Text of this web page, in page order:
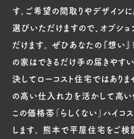
す。ご希望の間取りやデザイン
選びいただけますので、オプシ
だけます。 ぜひあなたの『想い
の家はできるだけ手の届きやす
決してローコスト住宅ではあり
の高い仕入れ力を活かして高い
この価格帯「らしくない」ハイ
します。 熊本で平屋住宅をご